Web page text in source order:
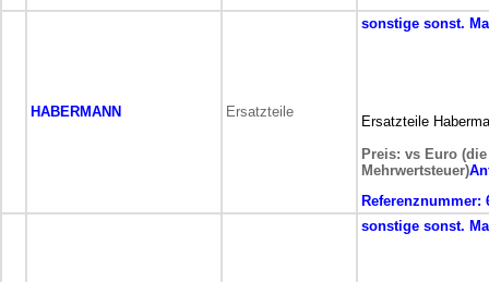
HABERMANN Ersatzteile
sonstige sonst.
Ersatzteile
Preis: vs Euro
Mehrwertsteuer)
Referenznummer:
sonstige sonst.